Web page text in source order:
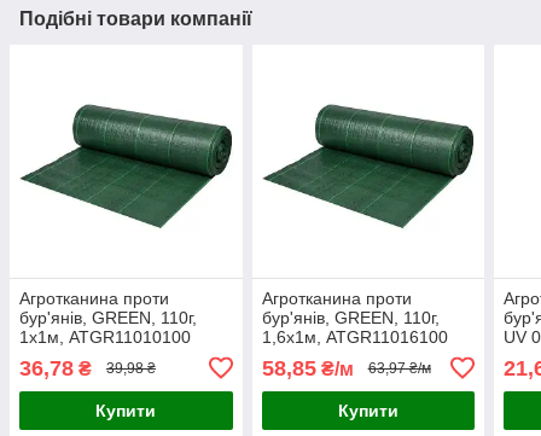
Подібні товари компанії
Агротканина проти
бур'янів, GREEN, 110г,
1х1м, ATGR11010100
36,78 ₴ 39,98 ₴
Купити
Агротканина проти
бур'янів, GREEN, 110г,
1,6х1м, ATGR11016100
58,85₴/м 63,97 ₴/м
Купити
UV